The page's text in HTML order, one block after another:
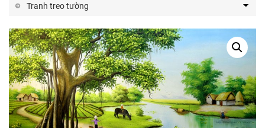
Tranh treo tường